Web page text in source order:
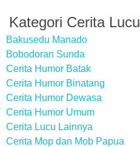
Kategori Cerita Lucu
Bakusedu Manado
Bobodoran Sunda
Cerita Humor Batak
Cerita Humor Binatang
Cerita Humor Dewasa
Cerita Humor Umum
Cerita Lucu Lainnya
Cerita Mop dan Mob Papua